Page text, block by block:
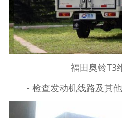
福田奥铃T3
- 检查发动机线路及其他